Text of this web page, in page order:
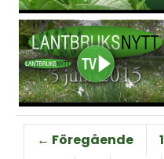
← Föregående 1